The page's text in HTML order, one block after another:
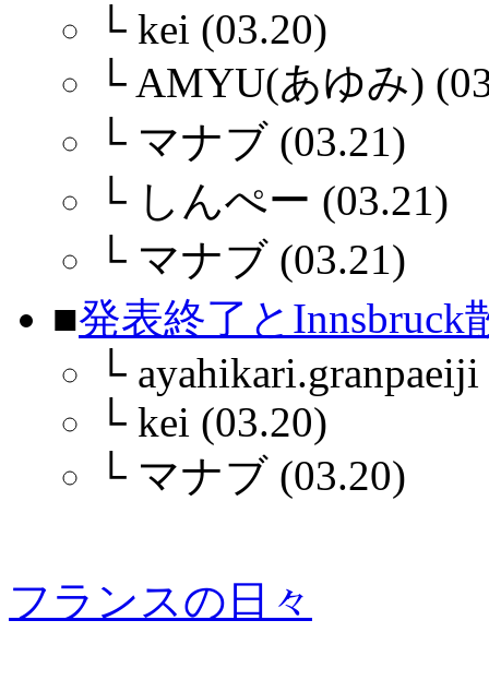
└ kei (03.20)
└ AMYU(あゆみ)
└ マナブ (03.21)
└ しんぺー (03.21)
└ マナブ (03.21)
■発表終了とInnsbruck
└
└ kei (03.20)
└ マナブ (03.20)
フランスの日々